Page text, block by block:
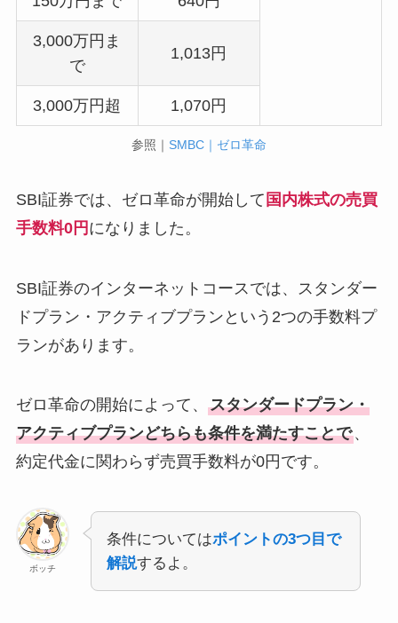
3,000万円ま
で
1,013円
3,000万円超 1,070円
参照｜ SMBC｜ゼロ革命
SBI証券では、ゼロ革命が開始して 国内株式の売買
手数料0円 になりました。
SBI証券のインターネットコースでは、スタンダー
ドプラン・アクティブプランという2つの手数料プ
ランがあります。
ゼロ革命の開始によって、 スタンダードプラン・
アクティブプランどちらも条件を満たすことで、
約定代金に関わらず売買手数料が0円です。
ボッチ
条件についてはポイントの3つ目で
解説するよ。